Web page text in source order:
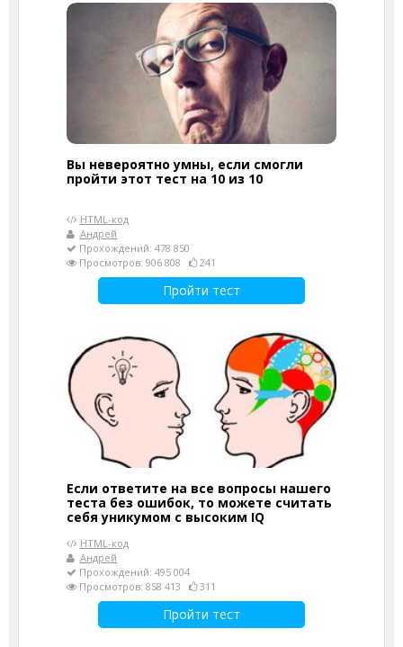
Вы невероятно умны, если смогли
пройти этот тест на 10 из 10
HTML-код
Андрей
Прохождений: 478 850
Просмотров: 906 808
241
Пройти тест
Если ответите на все вопросы нашего
теста без ошибок, то можете считать
себя уникумом с высоким IQ
HTML-код
Андрей
Прохождений: 495 004
Просмотров: 858 413
311
Пройти тест